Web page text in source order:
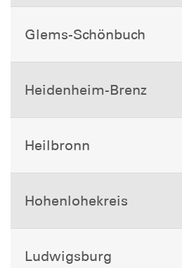
Glems-Schönbuch
Heidenheim-Brenz
Heilbronn
Hohenlohekreis
Ludwigsburg